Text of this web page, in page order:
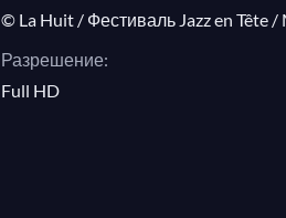
© La Huit / Фестиваль Jazz en Tête /
Разрешение:
Full HD